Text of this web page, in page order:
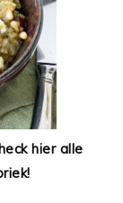
hier alle